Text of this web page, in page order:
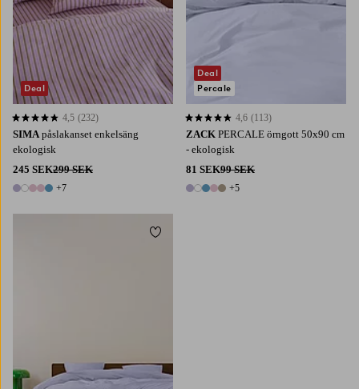
SIMA påslakanset enkelsäng
ekologisk
245 SEK299 SEK
12 färger
+7
4,5 baserat på 232 st betyg
4,5 (232)
Deal
ZACK PERCALE örngott 50x90 cm
- ekologisk
81 SEK99 SEK
10 färger
+5
4,6 baserat på 113 st betyg
4,6 (113)
Deal
Percale
Lägg till i favoriter